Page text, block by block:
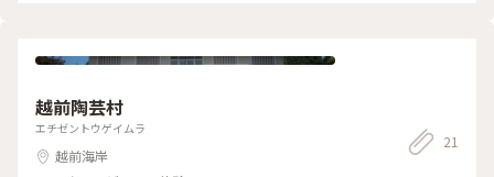
越前陶芸村
エチゼントウゲイムラ
越前海岸
21